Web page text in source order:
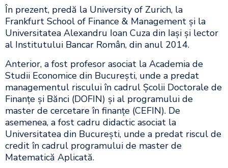
În prezent, predă la University of Zurich, la
Frankfurt School of Finance & Management și la
Universitatea Alexandru Ioan Cuza din Iași și lector
al Institutului Bancar Român, din anul 2014.
Anterior, a fost profesor asociat la Academia de
Studii Economice din București, unde a predat
managementul riscului în cadrul Școlii Doctorale de
Finanțe și Bănci (DOFIN) și al programului de
master de cercetare în finanțe (CEFIN). De
asemenea, a fost cadru didactic asociat la
Universitatea din București, unde a predat riscul de
credit în cadrul programului de master de
Matematică Aplicată.